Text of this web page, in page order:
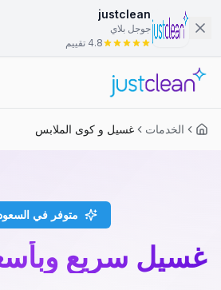
justclean
جوجل بلاي
4.8 تقييم
الخدمات غسيل و كوى الملابس
متوفر في
غسيل سريع